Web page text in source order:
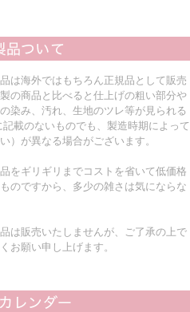
は海外ではもちろん正規品として販売
の商品と比べると仕上げの粗い部分や
染み、汚れ、生地のツレ等が見られる
載のないものでも、製造時期によって
）が異なる場合がございます。
をギリギリまでコストを省いて低価格
のですから、多少の雑さは気にならな
は販売いたしませんが、ご了承の上で
お願い申し上げます。